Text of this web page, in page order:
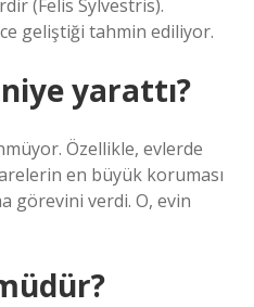
(Felis Sylvestris).
geliştiği tahmin ediliyor.
yarattı?
Özellikle, evlerde
en büyük koruması
görevini verdi. O, evin